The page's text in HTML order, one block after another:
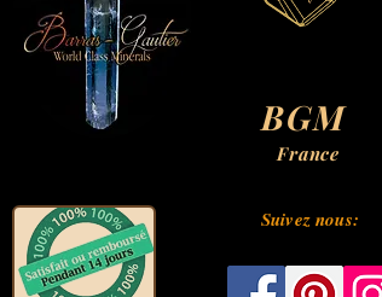
BGM
France
Suivez nous: